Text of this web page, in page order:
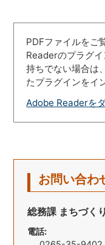
PDFファイルをご
Readerのプラグ
持ちでない場合は
たプラグインをイ
Adobe Readerを
お問い合わ
総務課 まちづく
電話: